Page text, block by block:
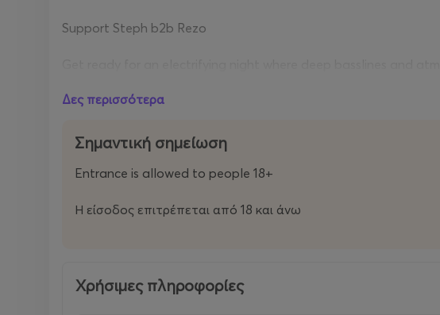
Support Steph b2b Rezo
Δες περισσότερα
Σημαντική σημείωση
Entrance is allowed to people 18+
Η είσοδος επιτρέπεται από 18 και άνω
Χρήσιμες πληροφορίες